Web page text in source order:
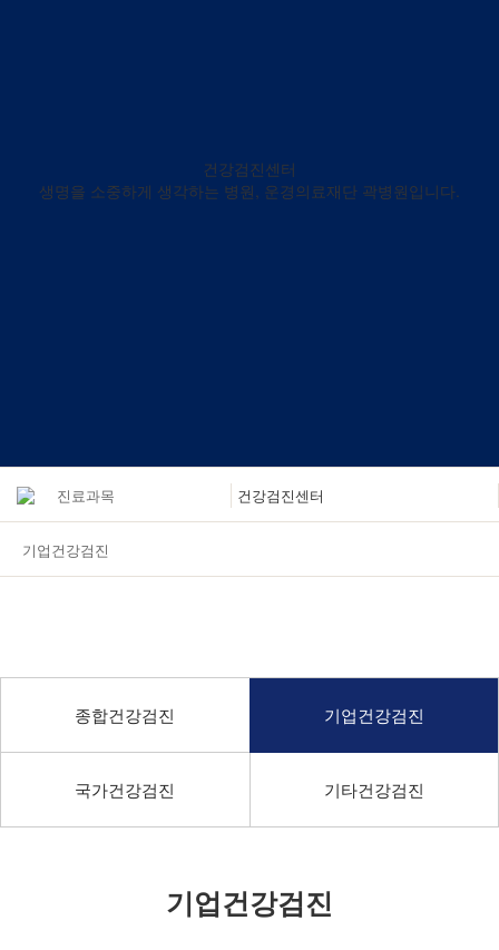
건강검진센터
생명을 소중하게 생각하는 병원, 운경의료재단 곽병원입니다.
종합건강검진 기업건강검진
국가건강검진 기타건강검진
기업건강검진